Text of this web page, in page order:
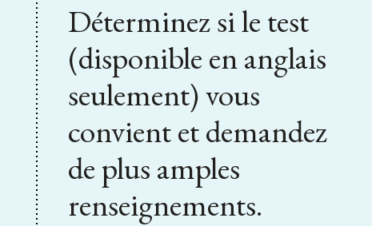
Déterminez si le test
(disponible en anglais
seulement) vous
convient et demandez
de plus amples
renseignements.